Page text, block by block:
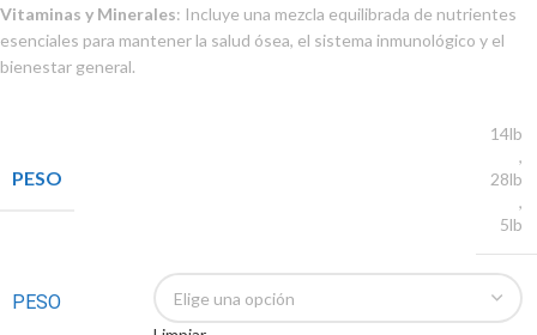
Vitaminas y Minerales: Incluye una mezcla equilibrada de nutrientes
esenciales para mantener la salud ósea, el sistema inmunológico y el
bienestar general.
PESO
14lb
,
28lb
,
5lb
PESO